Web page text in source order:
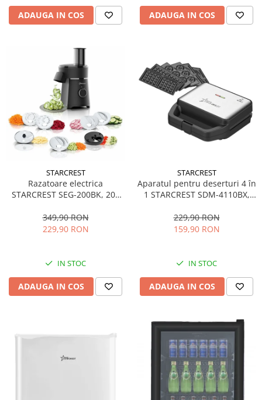
ADAUGA IN COS ADAUGA IN COS
STARCREST
Razatoare electrica
STARCREST SEG-200BK, 200
349,90 RON
229,90 RON
IN STOC
ADAUGA IN COS
STARCREST
Aparatul pentru deserturi 4 în
1 STARCREST SDM-4110BX,
invelis ceramic pentru vafe,
nuci, gogosi si smile
229,90 RON
159,90 RON
IN STOC
ADAUGA IN COS